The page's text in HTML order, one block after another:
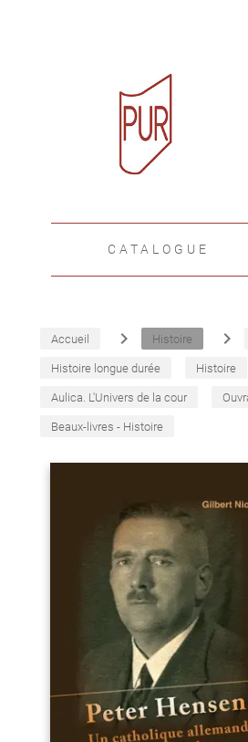
CATALOGUE
Accueil navigate_next Histoire navigate_next
Histoire longue durée Histoire
Aulica. L'Univers de la cour
Beaux-livres - Histoire